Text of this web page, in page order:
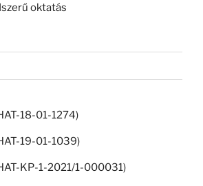
oktatás
18-01-1274)
19-01-1039)
KP-1-2021/1-000031)